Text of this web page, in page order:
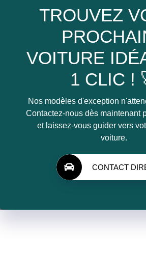
TROUVEZ
VOITURE
1 CLIC !
Nos modèles d'exception
Contactez-nous dès maintenant
et laissez-vous guider vers
voiture.
CONTACT